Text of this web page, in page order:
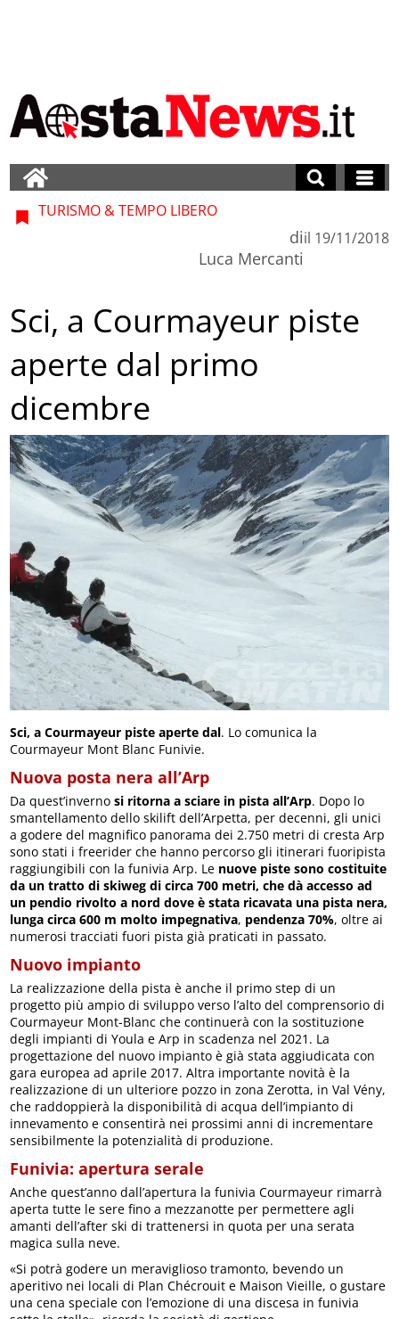
TURISMO & TEMPO LIBERO
di
Luca Mercanti
il 19/11/2018
Sci, a Courmayeur piste
aperte dal primo
dicembre
Sci, a Courmayeur piste aperte dal. Lo comunica la
Courmayeur Mont Blanc Funivie.
Nuova posta nera all’Arp
Da quest’invernosi ritorna a sciare in pista all’Arp. Dopo lo
smantellamento dello skilift dell’Arpetta, per decenni, gli unici
a godere del magnifico panorama dei 2.750 metri di cresta Arp
sono stati i freerider che hanno percorso gli itinerari fuoripista
raggiungibili con la funivia Arp. Le nuove piste sono costituite
da un tratto di skiweg di circa 700 metri, che dà accesso ad
un pendio rivolto a nord dove è stata ricavata una pista nera,
lunga circa 600 m molto impegnativa, pendenza 70%, oltre ai
numerosi tracciati fuori pista già praticati in passato.
Nuovo impianto
La realizzazione della pista è anche il primo step di un
progetto più ampio di sviluppo verso l’alto del comprensorio di
Courmayeur Mont-Blanc che continuerà con la sostituzione
degli impianti di Youla e Arp in scadenza nel 2021. La
progettazione del nuovo impianto è già stata aggiudicata con
gara europea ad aprile 2017. Altra importante novità è la
realizzazione di un ulteriore pozzo in zona Zerotta, in Val Vény,
che raddoppierà la disponibilità di acqua dell’impianto di
innevamento e consentirà nei prossimi anni di incrementare
sensibilmente la potenzialità di produzione.
Funivia: apertura serale
Anche quest’anno dall’apertura la funivia Courmayeur rimarrà
aperta tutte le sere fino a mezzanotte per permettere agli
amanti dell’after ski di trattenersi in quota per una serata
magica sulla neve.
«Si potrà godere un meraviglioso tramonto, bevendo un
aperitivo nei locali di Plan Chécrouit e Maison Vieille, o gustare
una cena speciale con l’emozione di una discesa in funivia